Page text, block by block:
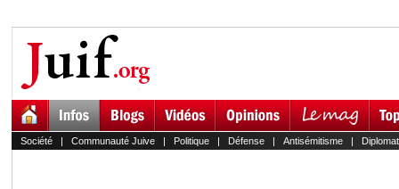
Société| Communauté Juive| Politique| Défense| Antisémitisme|